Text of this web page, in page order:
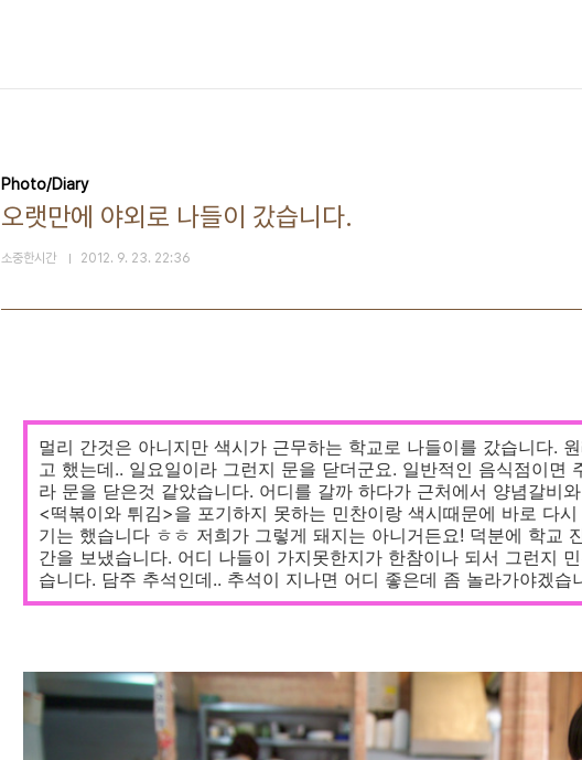
Photo/Diary
오랫만에 야외로 나들이 갔습니다.
소중한시간 2012. 9. 23. 22:36
멀리 간것은 아니지만 색시가 근무하는 학교로 나들이를 갔습니다.
고 했는데.. 일요일이라 그런지 문을 닫더군요. 일반적인 음식점이면
라 문을 닫은것 같았습니다. 어디를 갈까 하다가 근처에서 양념갈비
<떡볶이와 튀김>을 포기하지 못하는 민찬이랑 색시때문에 바로 다
기는 했습니다 ㅎㅎ 저희가 그렇게 돼지는 아니거든요! 덕분에 학교
간을 보냈습니다. 어디 나들이 가지못한지가 한참이나 되서 그런지
습니다. 담주 추석인데.. 추석이 지나면 어디 좋은데 좀 놀라가야겠습